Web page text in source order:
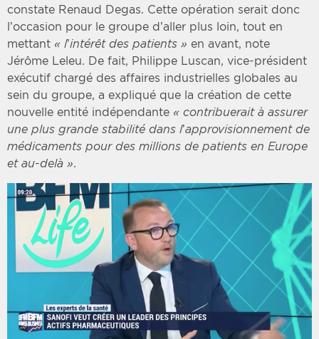
constate Renaud Degas. Cette opération serait donc
l’occasion pour le groupe d’aller plus loin, tout en
mettant « l’intérêt des patients » en avant, note
Jérôme Leleu. De fait, Philippe Luscan, vice-président
exécutif chargé des affaires industrielles globales au
sein du groupe, a expliqué que la création de cette
nouvelle entité indépendante « contribuerait à assurer
une plus grande stabilité dans l’approvisionnement de
médicaments pour des millions de patients en Europe
et au-delà ».